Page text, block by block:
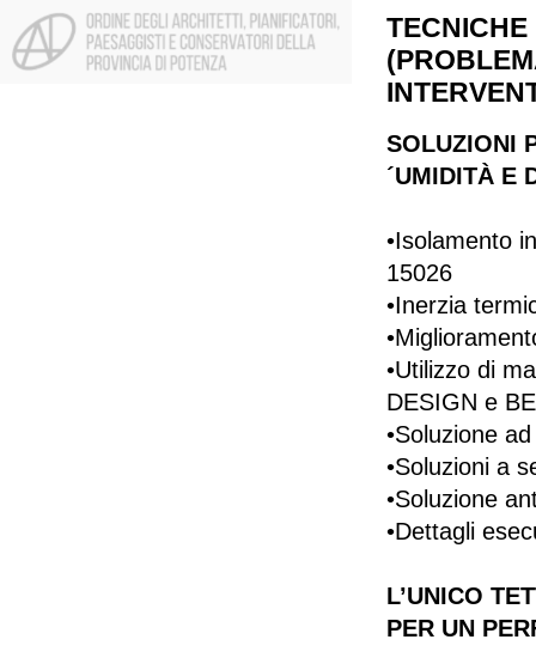
TECNICHE
SOLUZIONI
´UMIDITÀ E
•Isolamento
15026
•Inerzia
•Utilizzo di
DESIGN e
•Soluzione
•Soluzioni a
•Soluzione
•Dettagli
​L’UNICO
PER UN